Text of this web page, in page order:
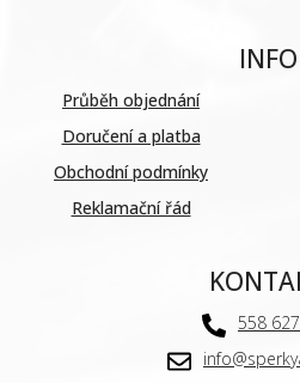
INFO
Průběh objednání
Doručení a platba
Obchodní podmínky
Reklamační řád
558